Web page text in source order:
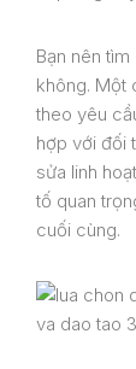
Bạn nên
không. Một
theo yêu
hợp với đối
sửa linh
tố quan
cuối cùng.